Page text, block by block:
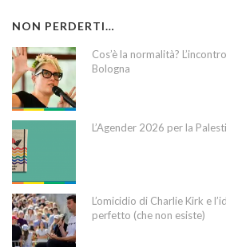
NON PERDERTI…
Cos’è la normalità?
Bologna
L’Agender 2026 per la
L’omicidio di Charlie Kirk e
perfetto (che non esiste)